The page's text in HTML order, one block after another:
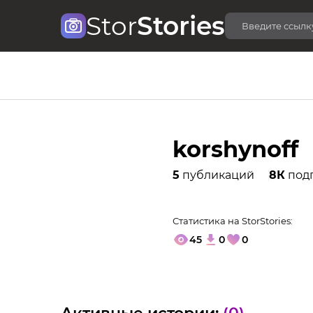
StorStories
korshynoff
5 публикаций 8К
Статистика на StorStories:
45 0 0